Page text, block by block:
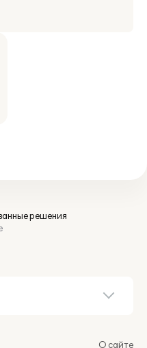
решения
О сайте